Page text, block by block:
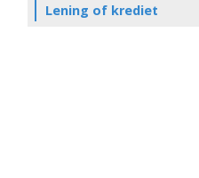
Lening of krediet